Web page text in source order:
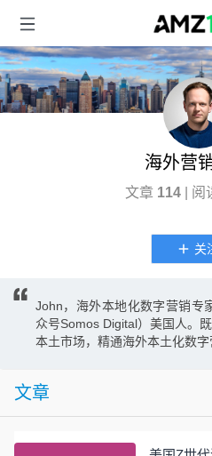
海外营
文章 114| 阅
关
John，海外本地化数字营销专
众号Somos Digital）美国人。
本土市场，精通海外本土化数字
文章